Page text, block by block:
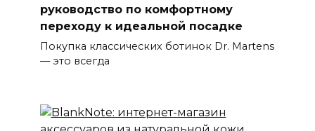
руководство по комфортному
переходу к идеальной посадке
Покупка классических ботинок Dr. Martens
— это всегда